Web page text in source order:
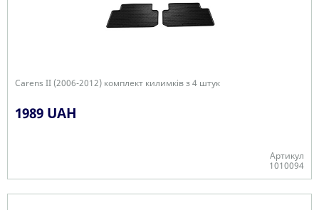
Carens ІІ (2006-2012) комплект килимків з 4 штук
1989 UAH
Артикул
1010094